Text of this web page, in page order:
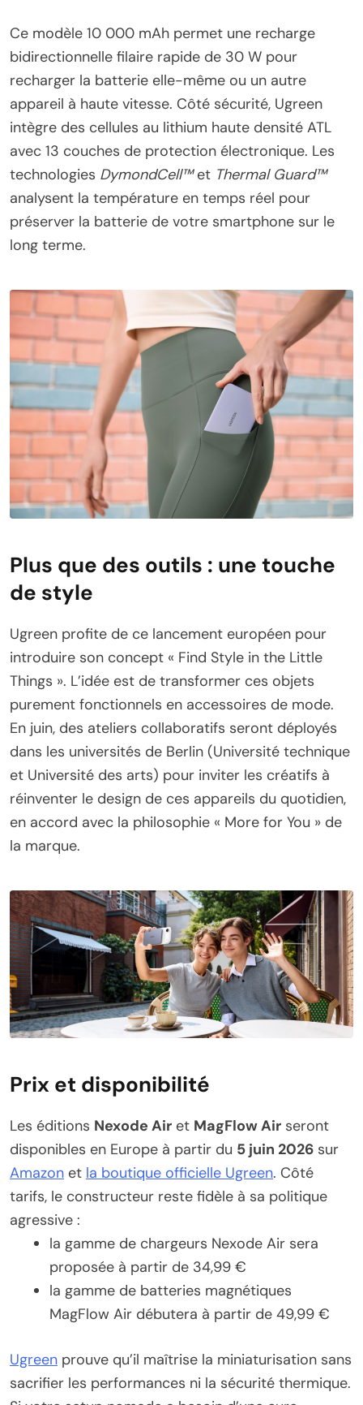
Ce modèle 10 000 mAh permet une recharge
bidirectionnelle filaire rapide de 30 W pour
recharger la batterie elle-même ou un autre
appareil à haute vitesse. Côté sécurité, Ugreen
intègre des cellules au lithium haute densité ATL
avec 13 couches de protection électronique. Les
technologies DymondCell™et Thermal Guard™
analysent la température en temps réel pour
préserver la batterie de votre smartphone sur le
long terme.
Plus que des outils : une touche
de style
Ugreen profite de ce lancement européen pour
introduire son concept « Find Style in the Little
Things ». L’idée est de transformer ces objets
purement fonctionnels en accessoires de mode.
En juin, des ateliers collaboratifs seront déployés
dans les universités de Berlin (Université technique
et Université des arts) pour inviter les créatifs à
réinventer le design de ces appareils du quotidien,
en accord avec la philosophie « More for You » de
la marque.
Prix et disponibilité
Les éditions Nexode Air et MagFlow Air seront
disponibles en Europe à partir du 5 juin 2026 sur
Amazon et la boutique officielle Ugreen. Côté
tarifs, le constructeur reste fidèle à sa politique
agressive :
la gamme de chargeurs Nexode Air sera
proposée à partir de 34,99 €
la gamme de batteries magnétiques
MagFlow Air débutera à partir de 49,99 €
Ugreen prouve qu’il maîtrise la miniaturisation sans
sacrifier les performances ni la sécurité thermique.